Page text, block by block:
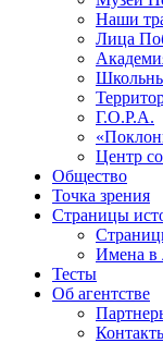
Наши
Лица
Г.О.Р.А.
Центр
Общество
Точка зрения
Страницы
Имена в
Тесты
Об агентстве